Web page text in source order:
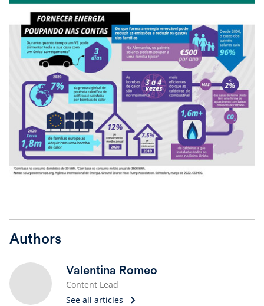
Authors
Valentina Romeo
Content Lead
See all articles